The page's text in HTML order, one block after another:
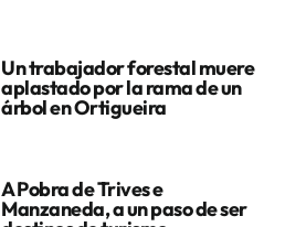
Un trabajador forestal muere
aplastado por la rama de un
árbol en Ortigueira
A Pobra de Trives e
Manzaneda, a un paso de ser